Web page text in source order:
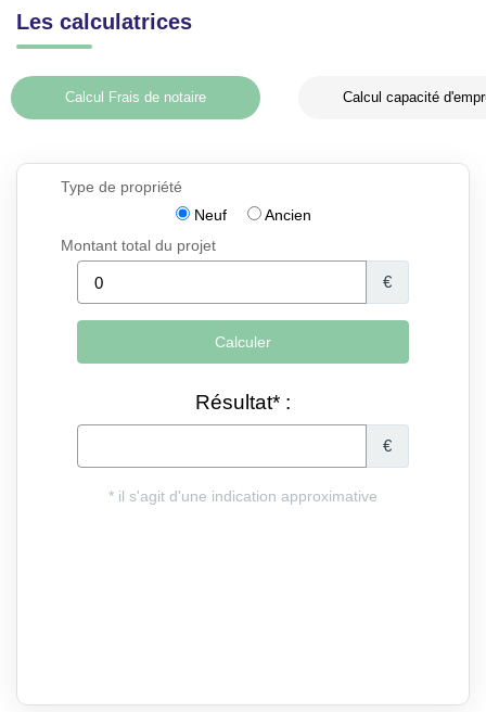
Les calculatrices
Calcul Frais de notaire Calcul capacité